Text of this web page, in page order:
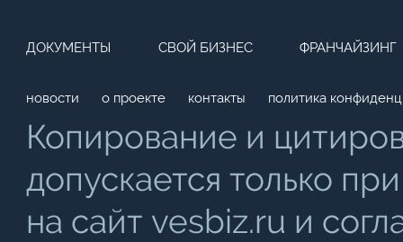
ДОКУМЕНТЫ СВОЙ БИЗНЕС ФРАНЧАЙЗИНГ
новости о проекте контакты политика
Копирование и
допускается только
на сайт vesbiz.ru и